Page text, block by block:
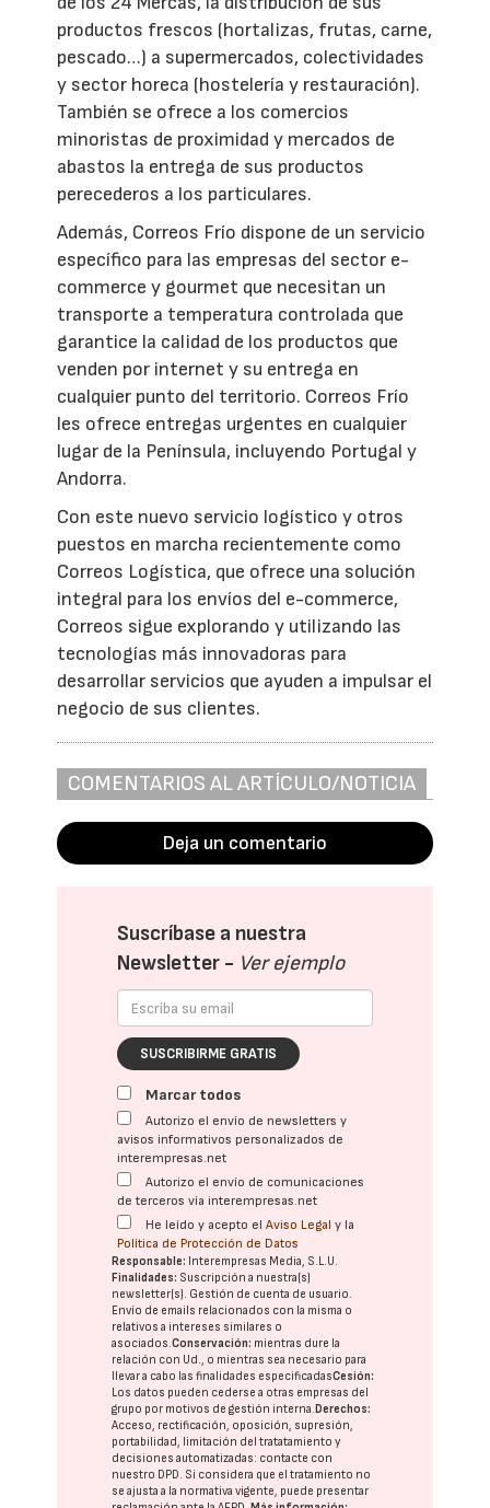
productos frescos (hortalizas, frutas, carne,
pescado…) a supermercados, colectividades
y sector horeca (hostelería y restauración).
También se ofrece a los comercios
minoristas de proximidad y mercados de
abastos la entrega de sus productos
perecederos a los particulares.
Además, Correos Frío dispone de un servicio
específico para las empresas del sector e-
commerce y gourmet que necesitan un
transporte a temperatura controlada que
garantice la calidad de los productos que
venden por internet y su entrega en
cualquier punto del territorio. Correos Frío
les ofrece entregas urgentes en cualquier
lugar de la Península, incluyendo Portugal y
Andorra.
Con este nuevo servicio logístico y otros
puestos en marcha recientemente como
Correos Logística, que ofrece una solución
integral para los envíos del e-commerce,
Correos sigue explorando y utilizando las
tecnologías más innovadoras para
desarrollar servicios que ayuden a impulsar el
negocio de sus clientes.
COMENTARIOS AL ARTÍCULO/NOTICIA
Deja un comentario
Suscríbase a nuestra
Newsletter - Ver ejemplo
SUSCRIBIRME GRATIS
Marcar todos
Autorizo el envío de newsletters y
avisos informativos personalizados de
interempresas.net
Autorizo el envío de comunicaciones
de terceros vía interempresas.net
He leído y acepto elAviso Legal y la
Política de Protección de Datos
Responsable: Interempresas Media, S.L.U.
Finalidades: Suscripción a nuestra(s)
newsletter(s). Gestión de cuenta de usuario.
Envío de emails relacionados con la misma o
relativos a intereses similares o
asociados.Conservación: mientras dure la
relación con Ud., o mientras sea necesario para
llevar a cabo las finalidades especificadasCesión:
Los datos pueden cederse a otras empresas del
grupo por motivos de gestión interna. Derechos:
Acceso, rectificación, oposición, supresión,
portabilidad, limitación del tratatamiento y
decisiones automatizadas: contacte con
nuestro DPD. Si considera que el tratamiento no
se ajusta a la normativa vigente, puede presentar